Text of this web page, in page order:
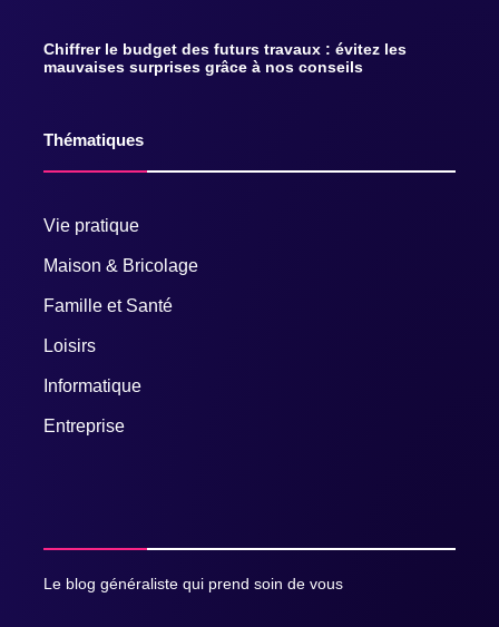
Le blog généraliste qui prend soin de vous
Thématiques
Vie pratique
Maison & Bricolage
Famille et Santé
Loisirs
Informatique
Entreprise
Chiffrer le budget des futurs travaux : évitez les
mauvaises surprises grâce à nos conseils